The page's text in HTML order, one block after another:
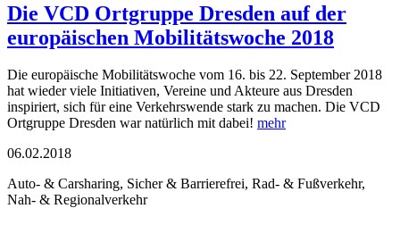
Die VCD Ortgruppe Dresden auf der
europäischen Mobilitätswoche 2018
Die europäische Mobilitätswoche vom 16. bis 22. September 2018
hat wieder viele Initiativen, Vereine und Akteure aus Dresden
inspiriert, sich für eine Verkehrswende stark zu machen. Die VCD
Ortgruppe Dresden war natürlich mit dabei! mehr
06.02.2018
Auto- & Carsharing, Sicher & Barrierefrei, Rad- & Fußverkehr,
Nah- & Regionalverkehr